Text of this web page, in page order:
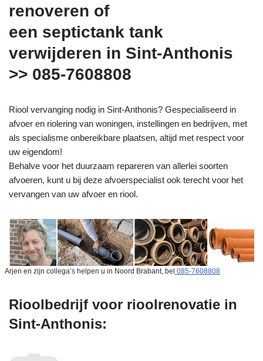
renoveren of
een septictank tank
verwijderen in Sint-Anthonis
>> 085-7608808
Riool vervanging nodig in Sint-Anthonis? Gespecialiseerd in
afvoer en riolering van woningen, instellingen en bedrijven, met
als specialisme onbereikbare plaatsen, altijd met respect voor
uw eigendom!
Behalve voor het duurzaam repareren van allerlei soorten
afvoeren, kunt u bij deze afvoerspecialist ook terecht voor het
vervangen van uw afvoer en riool.
Arjen en zijn collega’s helpen u in Noord Brabant, bel 085-7608808
Rioolbedrijf voor rioolrenovatie in
Sint-Anthonis: